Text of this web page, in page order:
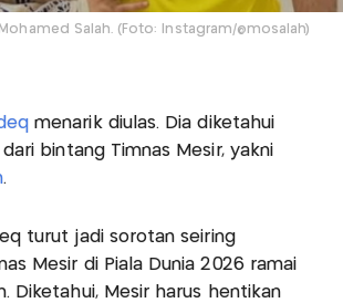
Salah. (Foto: Instagram/@mosalah)
menarik diulas. Dia diketahui
bintang Timnas Mesir, yakni
.
turut jadi sorotan seiring
Mesir di Piala Dunia 2026 ramai
Diketahui, Mesir harus hentikan